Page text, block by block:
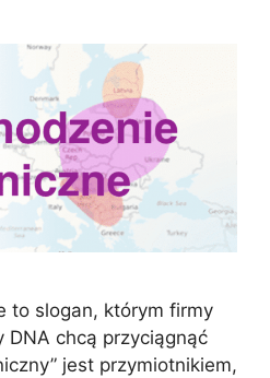
to slogan, którym firmy
DNA chcą przyciągnąć
jest przymiotnikiem,